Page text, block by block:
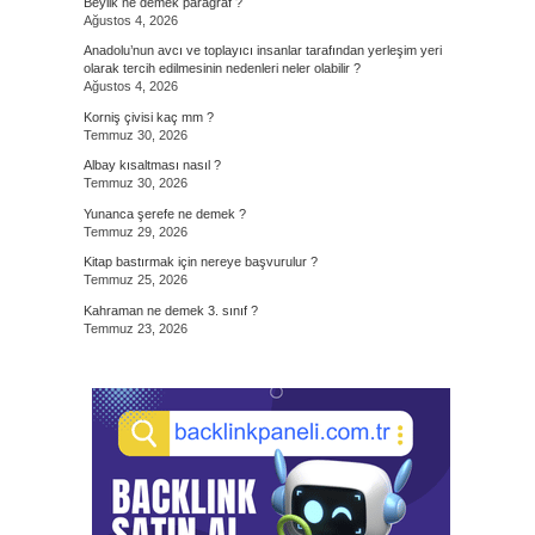
Ağustos 4, 2026
Anadolu’nun avcı ve toplayıcı insanlar tarafından yerleşim yeri
olarak tercih edilmesinin nedenleri neler olabilir ?
Ağustos 4, 2026
Korniş çivisi kaç mm ?
Temmuz 30, 2026
Albay kısaltması nasıl ?
Temmuz 30, 2026
Yunanca şerefe ne demek ?
Temmuz 29, 2026
Kitap bastırmak için nereye başvurulur ?
Temmuz 25, 2026
Kahraman ne demek 3. sınıf ?
Temmuz 23, 2026